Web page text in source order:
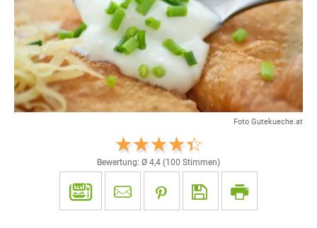
Foto Gutekueche.at
Bewertung: Ø 4,4 (100 Stimmen)